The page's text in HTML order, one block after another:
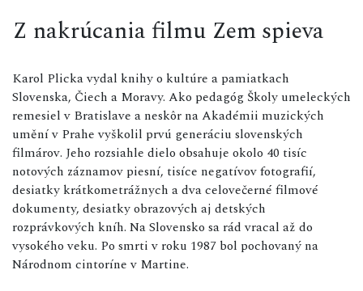
Z nakrúcania filmu Zem spieva
Karol Plicka vydal knihy o kultúre a pamiatkach
Slovenska, Čiech a Moravy. Ako pedagóg Školy umeleckých
remesiel v Bratislave a neskôr na Akadémii muzických
umění v Prahe vyškolil prvú generáciu slovenských
filmárov. Jeho rozsiahle dielo obsahuje okolo 40 tisíc
notových záznamov piesní, tisíce negatívov fotografií,
desiatky krátkometrážnych a dva celovečerné filmové
dokumenty, desiatky obrazových aj detských
rozprávkových kníh. Na Slovensko sa rád vracal až do
vysokého veku. Po smrti v roku 1987 bol pochovaný na
Národnom cintoríne v Martine.